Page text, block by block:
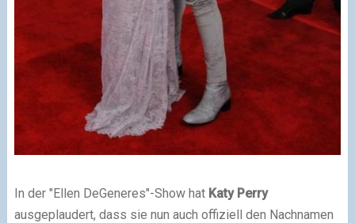
In der "Ellen DeGeneres"-Show hat Katy Perry
ausgeplaudert, dass sie nun auch offiziell den Nachnamen